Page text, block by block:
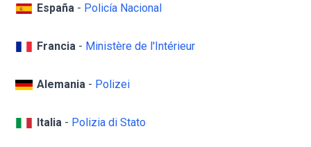
España - Policía Nacional
Francia - Ministère de l'Intérieur
Alemania - Polizei
Italia - Polizia di Stato